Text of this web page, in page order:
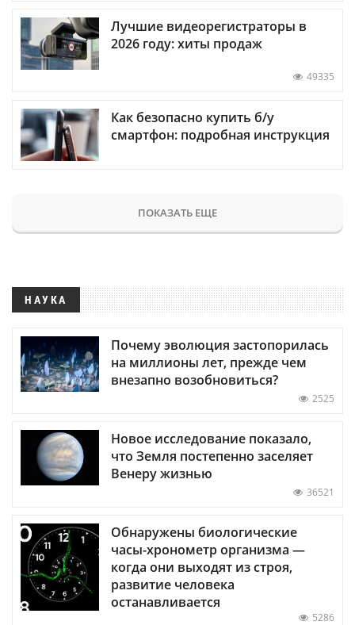
Лучшие видеорегистраторы в
2026 году: хиты продаж
49335
Как безопасно купить б/у
смартфон: подробная инструкция
ПОКАЗАТЬ ЕЩЕ
НАУКА
Почему эволюция застопорилась
на миллионы лет, прежде чем
внезапно возобновиться?
2525
Новое исследование показало,
что Земля постепенно заселяет
Венеру жизнью
36521
Обнаружены биологические
часы-хронометр организма —
когда они выходят из строя,
развитие человека
останавливается
5286